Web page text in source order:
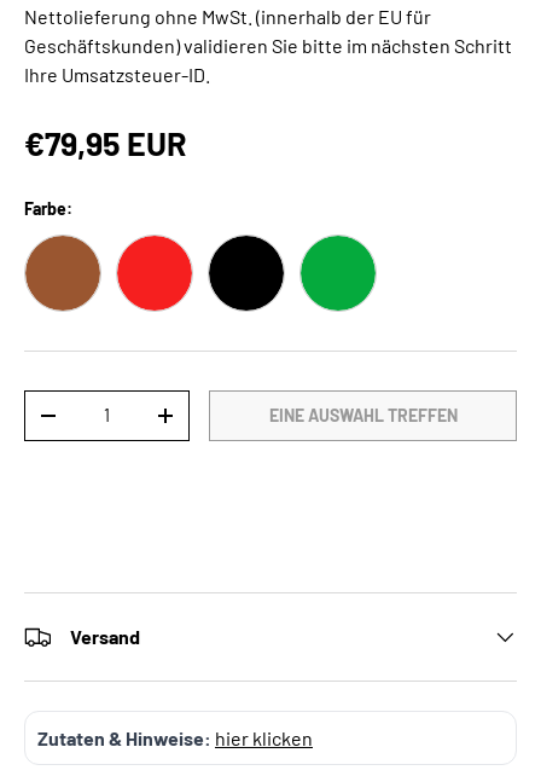
Nettolieferung ohne MwSt. (innerhalb der EU für
Geschäftskunden) validieren Sie bitte im nächsten Schritt
Ihre Umsatzsteuer-ID.
€79,95 EUR
Farbe:
BRAUN ROT SCHWARZ GRÜN
-
+ EINE AUSWAHL TREFFEN
Versand
Zutaten & Hinweise: hier klicken